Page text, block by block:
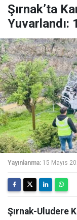
Şırnak’ta
Yuvarlandı:
Yayınlanma: 15 Mayıs
Şırnak-Uludere